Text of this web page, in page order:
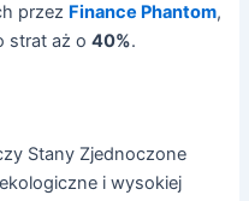
przez Finance Phantom,
strat aż o40%.
Stany Zjednoczone
i wysokiej